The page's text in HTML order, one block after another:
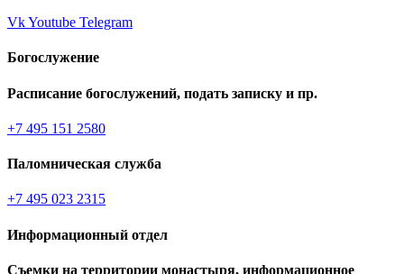
VkYoutube Telegram
Богослужение
Расписание богослужений, подать записку и пр.
+7 495 151 2580
Паломническая служба
+7 495 023 2315
Информационный отдел
Съемки на территории монастыря, информационное